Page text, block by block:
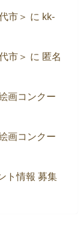
市＞ に kk-
市＞ に 匿名
画コンクー
画コンクー
ト情報 募集